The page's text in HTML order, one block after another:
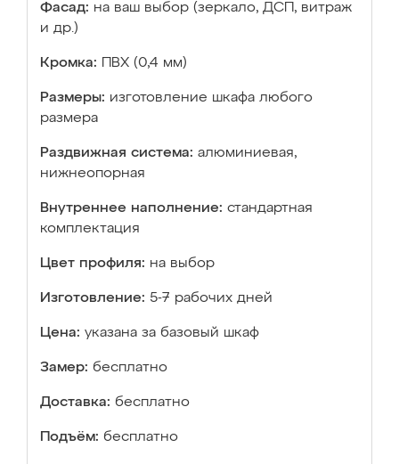
Фасад: на ваш выбор (зеркало, ДСП, витраж
и др.)
Кромка: ПВХ (0,4 мм)
Размеры: изготовление шкафа любого
размера
Раздвижная система: алюминиевая,
нижнеопорная
Внутреннее наполнение: стандартная
комплектация
Цвет профиля: на выбор
Изготовление: 5-7 рабочих дней
Цена: указана за базовый шкаф
Замер: бесплатно
Доставка: бесплатно
Подъём: бесплатно